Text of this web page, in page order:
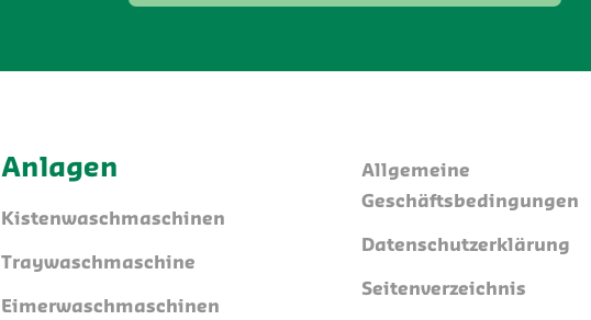
Anlagen
Kistenwaschmaschinen
Traywaschmaschine
Eimerwaschmaschinen
Allgemeine
Geschäftsbedingungen
Datenschutzerklärung
Seitenverzeichnis